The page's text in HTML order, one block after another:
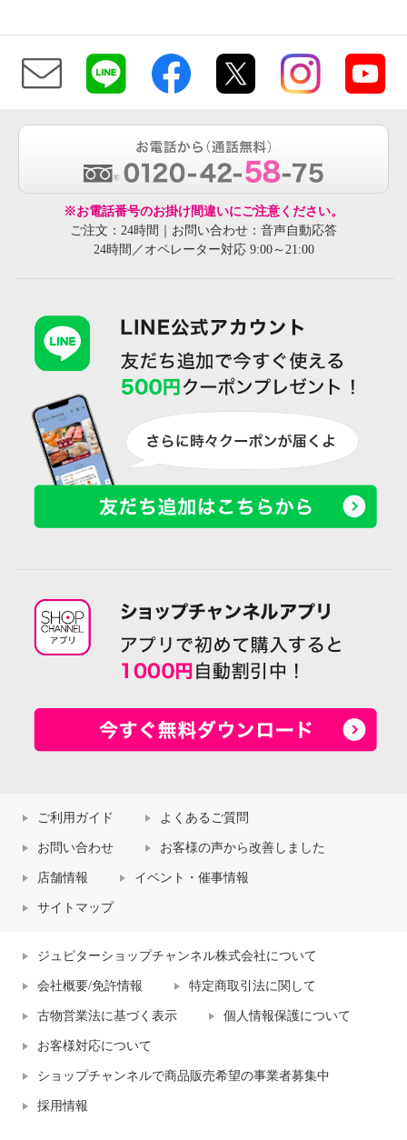
※お電話番号のお掛け間違いにご注意ください。
ご注文：24時間｜お問い合わせ：音声自動応答
24時間／オペレーター対応 9:00～21:00
ご利用ガイド よくあるご質問
お問い合わせ お客様の声から改善しました
店舗情報 イベント・催事情報
サイトマップ
ジュピターショップチャンネル株式会社について
会社概要/免許情報 特定商取引法に関して
古物営業法に基づく表示 個人情報保護について
お客様対応について
ショップチャンネルで商品販売希望の事業者募集中
採用情報